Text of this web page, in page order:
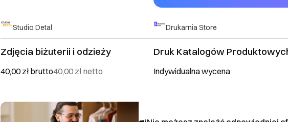
Studio Detal
Zdjęcia biżuterii i odzieży
40,00 zł brutto40,00 zł netto
Drukarnia Store
Druk Katalogów
Indywidualna wycena